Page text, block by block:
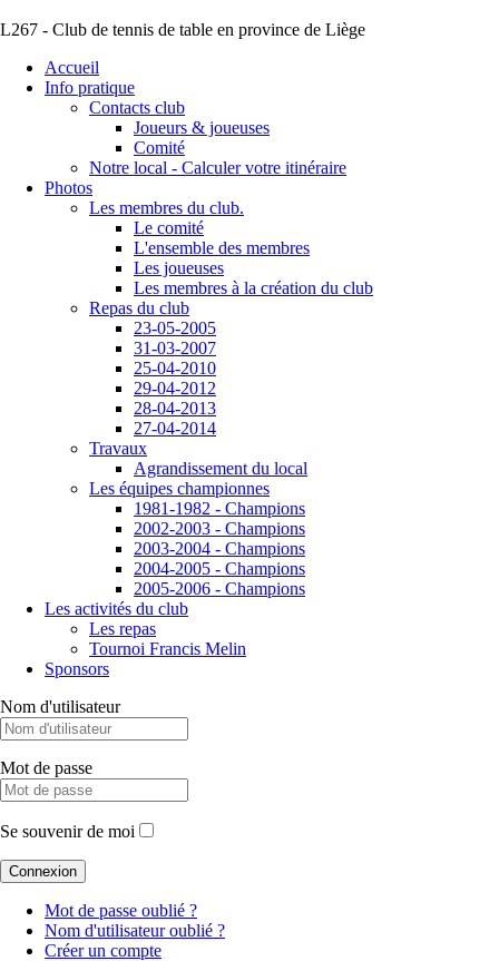
L267 - Club de tennis de table en province de Liège
Accueil
Info pratique
Contacts club
Joueurs & joueuses
Comité
Notre local - Calculer votre itinéraire
Photos
Les membres du club.
Le comité
L'ensemble des membres
Les joueuses
Les membres à la création du club
Repas du club
23-05-2005
31-03-2007
25-04-2010
29-04-2012
28-04-2013
27-04-2014
Travaux
Agrandissement du local
Les équipes championnes
1981-1982 - Champions
2002-2003 - Champions
2003-2004 - Champions
2004-2005 - Champions
2005-2006 - Champions
Les activités du club
Les repas
Tournoi Francis Melin
Sponsors
Nom d'utilisateur
Mot de passe
Se souvenir de moi
Mot de passe oublié ?
Nom d'utilisateur oublié ?
Créer un compte